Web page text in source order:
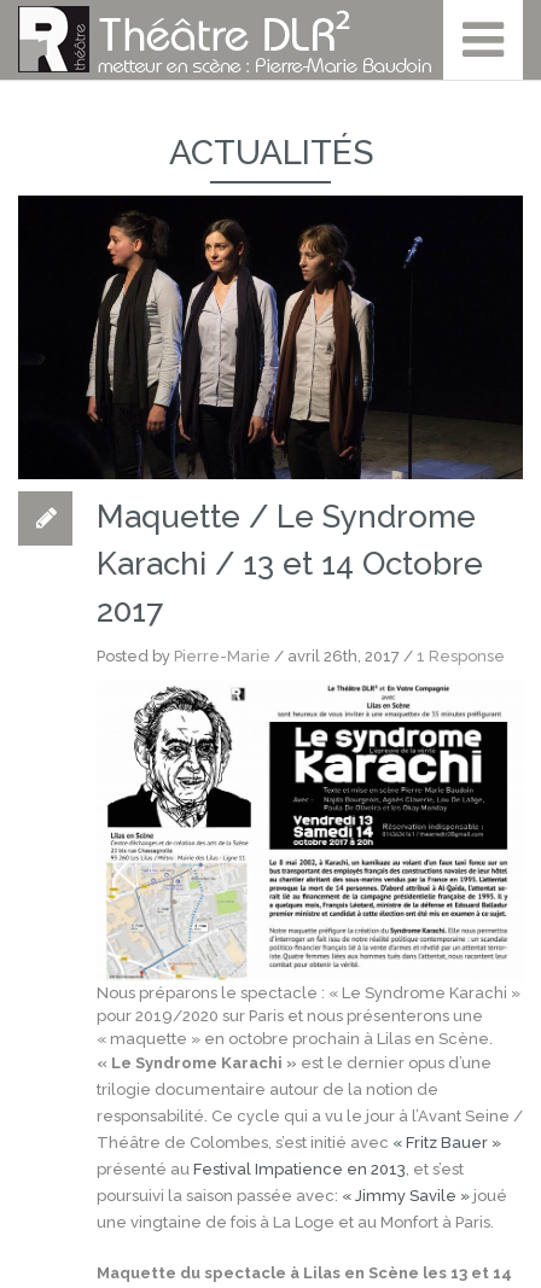
ACTUALITÉS
Maquette / Le Syndrome
Karachi / 13 et 14 Octobre
2017
Posted by Pierre-Marie / avril 26th, 2017 / 1 Response
Nous préparons le spectacle : « Le Syndrome Karachi »
pour 2019/2020 sur Paris et nous présenterons une
« maquette » en octobre prochain à Lilas en Scène.
« Le Syndrome Karachi » est le dernier opus d’une
trilogie documentaire autour de la notion de
responsabilité. Ce cycle qui a vu le jour à l’Avant Seine /
Théâtre de Colombes, s’est initié avec « Fritz Bauer »
présenté au Festival Impatience en 2013 , et s’est
poursuivi la saison passée avec: « Jimmy Savile » joué
une vingtaine de fois à La Loge et au Monfort à Paris.
Maquette du spectacle à Lilas en Scène les 13 et 14